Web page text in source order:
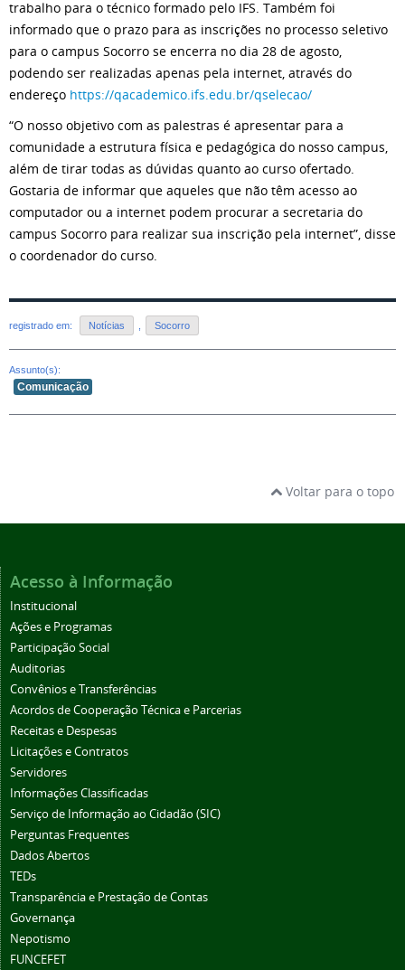
trabalho para o técnico formado pelo IFS. Também foi
informado que o prazo para as inscrições no processo seletivo
para o campus Socorro se encerra no dia 28 de agosto,
podendo ser realizadas apenas pela internet, através do
endereço https://qacademico.ifs.edu.br/qselecao/
“O nosso objetivo com as palestras é apresentar para a
comunidade a estrutura física e pedagógica do nosso campus,
além de tirar todas as dúvidas quanto ao curso ofertado.
Gostaria de informar que aqueles que não têm acesso ao
computador ou a internet podem procurar a secretaria do
campus Socorro para realizar sua inscrição pela internet”, disse
o coordenador do curso.
registrado em: Notícias Socorro
Assunto(s):
Comunicação
Voltar para o topo
Acesso à Informação
Institucional
Ações e Programas
Participação Social
Auditorias
Convênios e Transferências
Acordos de Cooperação Técnica e Parcerias
Receitas e Despesas
Licitações e Contratos
Servidores
Informações Classificadas
Serviço de Informação ao Cidadão (SIC)
Perguntas Frequentes
Dados Abertos
TEDs
Transparência e Prestação de Contas
Governança
Nepotismo
FUNCEFET